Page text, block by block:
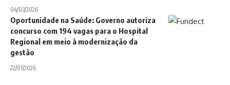
04/03/2026
Oportunidade na Saúde: Governo autoriza
concurso com 194 vagas para o Hospital
Regional em meio à modernização da
gestão
22/01/2026